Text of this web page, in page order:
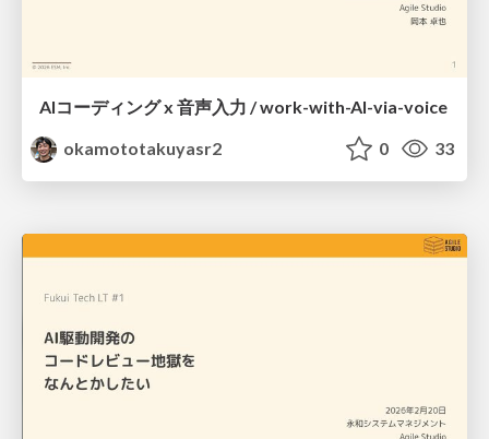
AIコーディング x 音声入力 / work-with-AI-via-voice
okamototakuyasr2
0 33